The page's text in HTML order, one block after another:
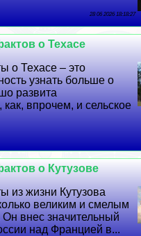
28 06 2026 18:18:27
о Техасе
о Техасе – это
узнать больше о
развита
впрочем, и сельское
о Кутузове
из жизни Кутузова
великим и смелым
Он внес значительный
над Францией в...